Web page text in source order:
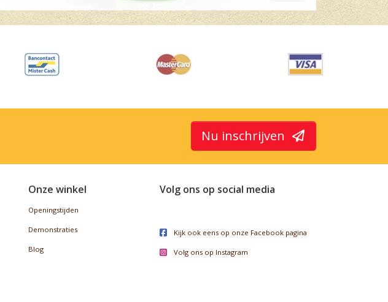
Nu inschrijven
Onze winkel
Openingstijden
Demonstraties
Blog
Volg ons op social media
Kijk ook eens op onze Facebook pagina
Volg ons op Instagram